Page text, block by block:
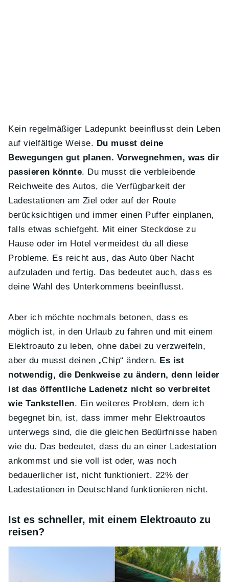
Kein regelmäßiger Ladepunkt beeinflusst dein Leben
auf vielfältige Weise. Du musst deine
Bewegungen gut planen. Vorwegnehmen, was dir
passieren könnte. Du musst die verbleibende
Reichweite des Autos, die Verfügbarkeit der
Ladestationen am Ziel oder auf der Route
berücksichtigen und immer einen Puffer einplanen,
falls etwas schiefgeht. Mit einer Steckdose zu
Hause oder im Hotel vermeidest du all diese
Probleme. Es reicht aus, das Auto über Nacht
aufzuladen und fertig. Das bedeutet auch, dass es
deine Wahl des Unterkommens beeinflusst.
Aber ich möchte nochmals betonen, dass es
möglich ist, in den Urlaub zu fahren und mit einem
Elektroauto zu leben, ohne dabei zu verzweifeln,
aber du musst deinen „Chip“ ändern. Es ist
notwendig, die Denkweise zu ändern, denn leider
ist das öffentliche Ladenetz nicht so verbreitet
wie Tankstellen. Ein weiteres Problem, dem ich
begegnet bin, ist, dass immer mehr Elektroautos
unterwegs sind, die die gleichen Bedürfnisse haben
wie du. Das bedeutet, dass du an einer Ladestation
ankommst und sie voll ist oder, was noch
bedauerlicher ist, nicht funktioniert. 22% der
Ladestationen in Deutschland funktionieren nicht.
Ist es schneller, mit einem Elektroauto zu
reisen?